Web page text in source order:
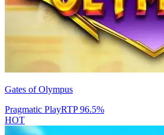
Gates of Olympus
Pragmatic PlayRTP96.5%
HOT